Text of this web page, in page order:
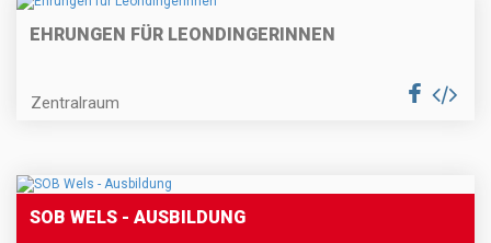
EHRUNGEN FÜR LEONDINGERINNEN
Zentralraum
SOB WELS - AUSBILDUNG